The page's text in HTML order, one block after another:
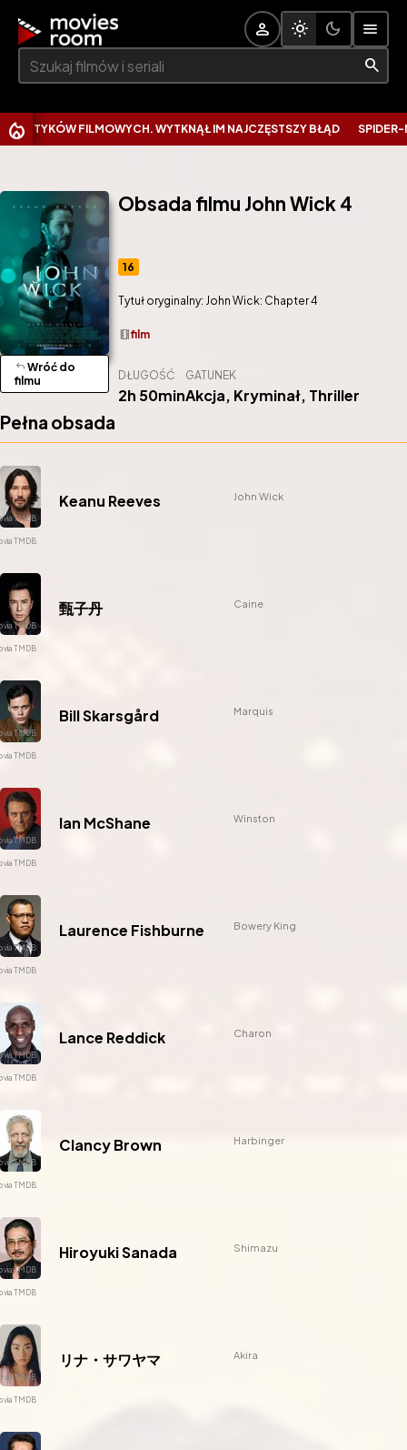
Szukaj:
FILMOWYCH. WYTKNĄŁ IM NAJCZĘSTSZY BŁĄD SPIDER-MAN
reply Wróć do
filmu
theatersfilm
Obsada filmu John Wick 4
16
Tytuł oryginalny: John Wick: Chapter 4
DŁUGOŚĆ
2h 50min
GATUNEK
Akcja, Kryminał, Thriller
Pełna obsada
Keanu Reeves John Wick
甄子丹 Caine
Bill Skarsgård Marquis
Ian McShane Winston
Laurence Fishburne Bowery King
Lance Reddick Charon
Clancy Brown Harbinger
Hiroyuki Sanada Shimazu
リナ・サワヤマ Akira